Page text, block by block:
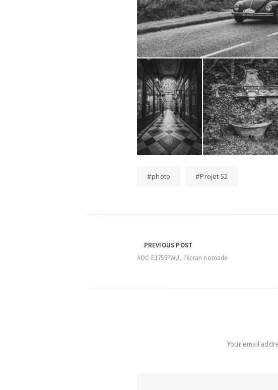
photo Projet 52
Navigation
de
PREVIOUS POST
AOC E1759FWU, l’écran nomade
Your email